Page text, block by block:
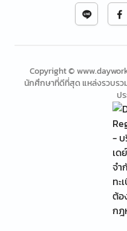
Copyright ©
นักศึกษาที่ดีที่สุด แหล่งรวบรว
ป